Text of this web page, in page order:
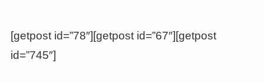
[getpost id=”78″][getpost id=”67″][getpost
id=”745″]